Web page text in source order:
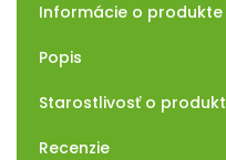
Informácie o produkte
Popis
Starostlivosť o produkt
Recenzie